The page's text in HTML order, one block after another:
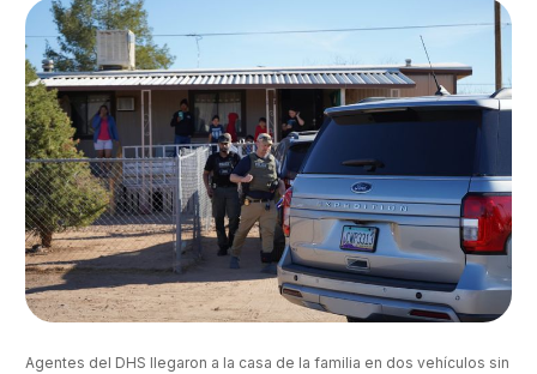
Agentes del DHS llegaron a la casa de la familia en dos vehículos sin